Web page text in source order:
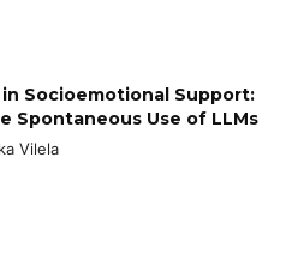
Socioemotional Support:
Spontaneous Use of LLMs
Vilela